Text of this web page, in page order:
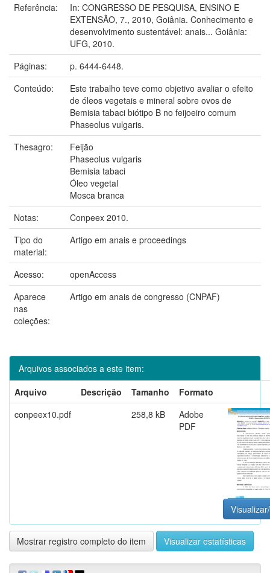
Referência:
In: CONGRESSO DE PESQUISA, ENSINO E
EXTENSÃO, 7., 2010, Goiânia. Conhecimento e
desenvolvimento sustentável: anais... Goiânia:
UFG, 2010.
Páginas:
p. 6444-6448.
Conteúdo:
Este trabalho teve como objetivo avaliar o efeito
de óleos vegetais e mineral sobre ovos de
Bemisia tabaci biótipo B no feijoeiro comum
Phaseolus vulgaris.
Thesagro:
Feijão
Phaseolus vulgaris
Bemisia tabaci
Óleo vegetal
Mosca branca
Notas:
Conpeex 2010.
Tipo do
material:
Artigo em anais e proceedings
Acesso:
openAccess
Aparece
nas
coleções:
Artigo em anais de congresso (CNPAF)
Arquivos associados a este item:
Arquivo
Descrição Tamanho
Formato
conpeex10.pdf
258,8 kB
Adobe
PDF
Mostrar registro completo do item Visualizar estatísticas